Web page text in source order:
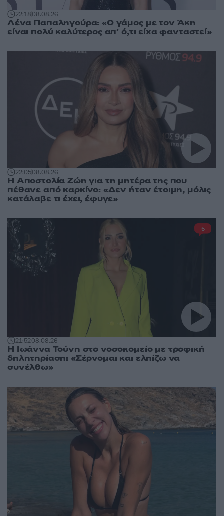
22:1808.08.26
Λένα Παπαληγούρα: «Ο γάμος με τον Άκη
είναι πολύ καλύτερος απ’ ό,τι είχα φανταστεί»
22:0508.08.26
Η Αποστολία Ζώη για τη μητέρα της που
πέθανε από καρκίνο: «Δεν ήταν έτοιμη, μόλις
κατάλαβε τι έχει, έφυγε»
21:5208.08.26
Η Ιωάννα Τούνη στο νοσοκομείο με τροφική
δηλητηρίαση: «Σέρνομαι και ελπίζω να
συνέλθω»
5